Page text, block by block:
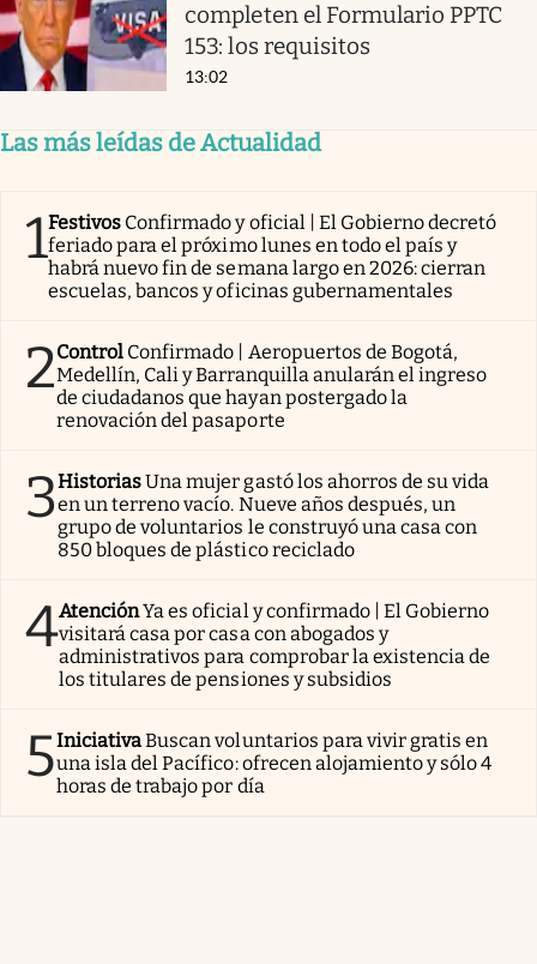
completen el Formulario PPTC
153: los requisitos
13:02
Las más leídas de Actualidad
1Festivos Confirmado y oficial | El Gobierno decretó
feriado para el próximo lunes en todo el país y
habrá nuevo fin de semana largo en 2026: cierran
escuelas, bancos y oficinas gubernamentales
2Control Confirmado | Aeropuertos de Bogotá,
Medellín, Cali y Barranquilla anularán el ingreso
de ciudadanos que hayan postergado la
renovación del pasaporte
3HistoriasUna mujer gastó los ahorros de su vida
en un terreno vacío. Nueve años después, un
grupo de voluntarios le construyó una casa con
850 bloques de plástico reciclado
4AtenciónYa es oficial y confirmado | El Gobierno
visitará casa por casa con abogados y
administrativos para comprobar la existencia de
los titulares de pensiones y subsidios
5IniciativaBuscan voluntarios para vivir gratis en
una isla del Pacífico: ofrecen alojamiento y sólo 4
horas de trabajo por día